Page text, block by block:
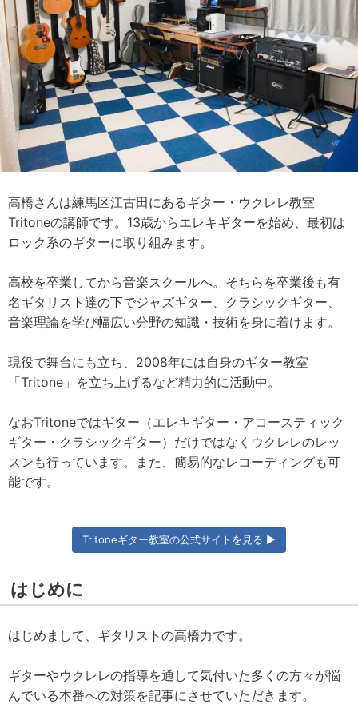
高橋さんは練馬区江古田にあるギター・ウクレレ教室
Tritoneの講師です。13歳からエレキギターを始め、最初は
ロック系のギターに取り組みます。
高校を卒業してから音楽スクールへ。そちらを卒業後も有
名ギタリスト達の下でジャズギター、クラシックギター、
音楽理論を学び幅広い分野の知識・技術を身に着けます。
現役で舞台にも立ち、2008年には自身のギター教室
「Tritone」を立ち上げるなど精力的に活動中。
なおTritoneではギター（エレキギター・アコースティック
ギター・クラシックギター）だけではなくウクレレのレッ
スンも行っています。また、簡易的なレコーディングも可
能です。
Tritoneギター教室の公式サイトを見る ▶
はじめに
はじめまして、ギタリストの高橋力です。
ギターやウクレレの指導を通して気付いた多くの方々が悩
んでいる本番への対策を記事にさせていただきます。